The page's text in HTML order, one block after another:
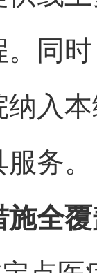
同
入
务。
施全